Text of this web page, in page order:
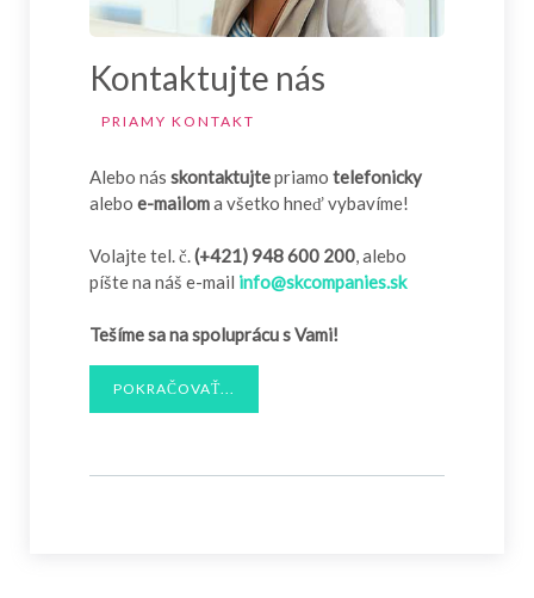
Kontaktujte nás
PRIAMY KONTAKT
Alebo nás skontaktujtepriamo telefonicky
alebo e-mailoma všetko hneď vybavíme!
Volajte tel. č.(+421) 948 600 200, alebo
píšte na náš e-mail info@skcompanies.sk
Tešíme sa na spoluprácu s Vami!
POKRAČOVAŤ...